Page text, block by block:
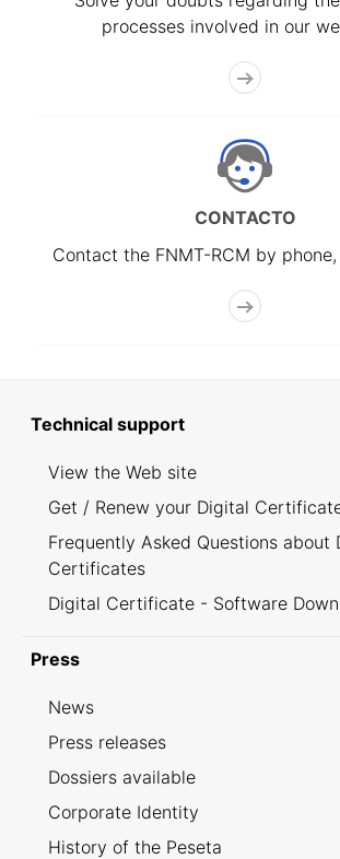
processes involved in our
CONTACTO
Contact the FNMT-RCM by
Technical support
View the Web site
Get / Renew your Digital
Frequently Asked Questions about
Certificates
Digital Certificate - Software
Press
News
Press releases
Dossiers available
Corporate Identity
History of the Peseta